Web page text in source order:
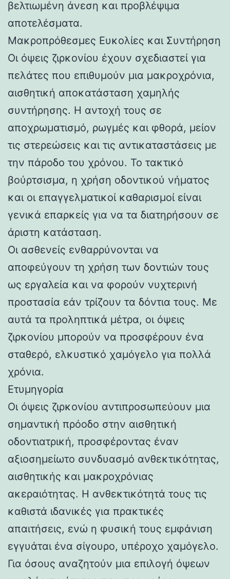
βελτιωμένη άνεση και προβλέψιμα
αποτελέσματα.
Μακροπρόθεσμες Ευκολίες και Συντήρηση
Οι όψεις ζιρκονίου έχουν σχεδιαστεί για
πελάτες που επιθυμούν μια μακροχρόνια,
αισθητική αποκατάσταση χαμηλής
συντήρησης. Η αντοχή τους σε
αποχρωματισμό, ρωγμές και φθορά, μείον
τις στερεώσεις και τις αντικαταστάσεις με
την πάροδο του χρόνου. Το τακτικό
βούρτσισμα, η χρήση οδοντικού νήματος
και οι επαγγελματικοί καθαρισμοί είναι
γενικά επαρκείς για να τα διατηρήσουν σε
άριστη κατάσταση.
Οι ασθενείς ενθαρρύνονται να
αποφεύγουν τη χρήση των δοντιών τους
ως εργαλεία και να φορούν νυχτερινή
προστασία εάν τρίζουν τα δόντια τους. Με
αυτά τα προληπτικά μέτρα, οι όψεις
ζιρκονίου μπορούν να προσφέρουν ένα
σταθερό, ελκυστικό χαμόγελο για πολλά
χρόνια.
Ετυμηγορία
Οι όψεις ζιρκονίου αντιπροσωπεύουν μια
σημαντική πρόοδο στην αισθητική
οδοντιατρική, προσφέροντας έναν
αξιοσημείωτο συνδυασμό ανθεκτικότητας,
αισθητικής και μακροχρόνιας
ακεραιότητας. Η ανθεκτικότητά τους τις
καθιστά ιδανικές για πρακτικές
απαιτήσεις, ενώ η φυσική τους εμφάνιση
εγγυάται ένα σίγουρο, υπέροχο χαμόγελο.
Για όσους αναζητούν μια επιλογή όψεων